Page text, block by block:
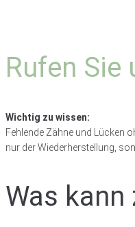
Rufen Sie
Wichtig zu wissen:
Fehlende Zähne und Lücken
nur der Wiederherstellung,
Was